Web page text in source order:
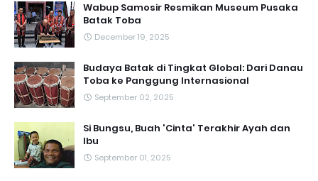
Wabup Samosir Resmikan Museum Pusaka
Batak Toba
December 19, 2025
Budaya Batak di Tingkat Global: Dari Danau
Toba ke Panggung Internasional
September 02, 2025
Si Bungsu, Buah 'Cinta' Terakhir Ayah dan
Ibu
September 01, 2025